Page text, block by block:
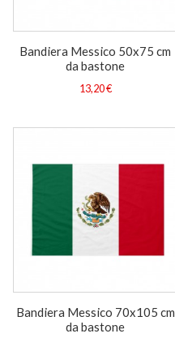
Bandiera Messico 50x75 cm
da bastone
13,20 €
Bandiera Messico 70x105 cm
da bastone